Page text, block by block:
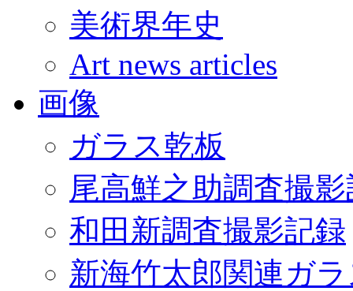
美術界年史
Art news articles
画像
ガラス乾板
尾高鮮之助調査撮
和田新調査撮影記録
新海竹太郎関連ガ